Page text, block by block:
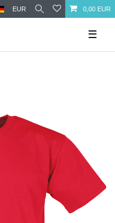
EUR 0,00 EUR
☰